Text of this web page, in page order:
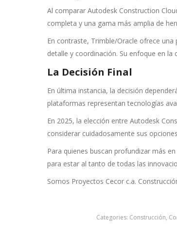
Al comparar Autodesk Construction
completa y una gama más amplia de
En contraste, Trimble/Oracle ofrece
detalle y coordinación. Su enfoque en
La Decisión Final
En última instancia, la decisión
plataformas representan tecnologías
En 2025, la elección entre Autodesk
considerar cuidadosamente sus
Para quienes buscan profundizar más
para estar al tanto de todas las
Somos Proyectos Cecor c.a.
Categories: Construcción,